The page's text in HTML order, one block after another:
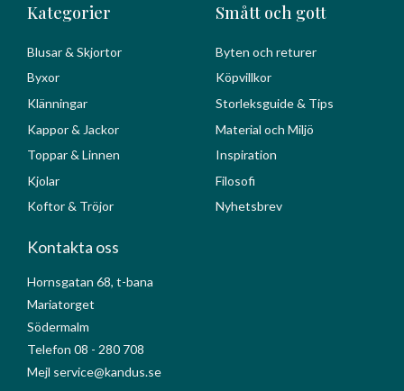
Kategorier
Blusar & Skjortor
Byxor
Klänningar
Kappor & Jackor
Toppar & Linnen
Kjolar
Koftor & Tröjor
Smått och gott
Byten och returer
Köpvillkor
Storleksguide & Tips
Material och Miljö
Inspiration
Filosofi
Nyhetsbrev
Kontakta oss
Hornsgatan 68, t-bana
Mariatorget
Södermalm
Telefon 08 - 280 708
Mejl service@kandus.se